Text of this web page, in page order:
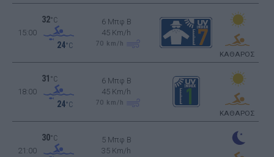
15:00
32°C
24°C
6 Μπφ B
45 Km/h
70 km/h
ΚΑΘΑΡΟΣ
18:00
31 °C
24°C
6 Μπφ B
45 Km/h
70 km/h
ΚΑΘΑΡΟΣ
21:00
30°C
5 Μπφ B
35 Km/h